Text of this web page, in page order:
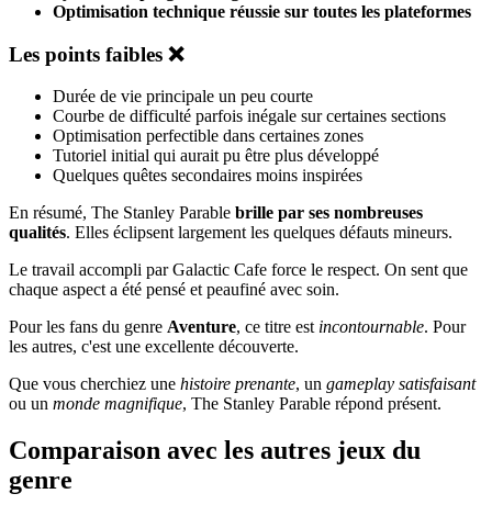
Optimisation technique réussie sur toutes les plateformes
Les points faibles ❌
Durée de vie principale un peu courte
Courbe de difficulté parfois inégale sur certaines sections
Optimisation perfectible dans certaines zones
Tutoriel initial qui aurait pu être plus développé
Quelques quêtes secondaires moins inspirées
En résumé, The Stanley Parable brille par ses nombreuses
qualités. Elles éclipsent largement les quelques défauts mineurs.
Le travail accompli par Galactic Cafe force le respect. On sent que
chaque aspect a été pensé et peaufiné avec soin.
Pour les fans du genre Aventure, ce titre est incontournable. Pour
les autres, c'est une excellente découverte.
Que vous cherchiez une histoire prenante, un gameplay satisfaisant
ou un monde magnifique, The Stanley Parable répond présent.
Comparaison avec les autres jeux du
genre